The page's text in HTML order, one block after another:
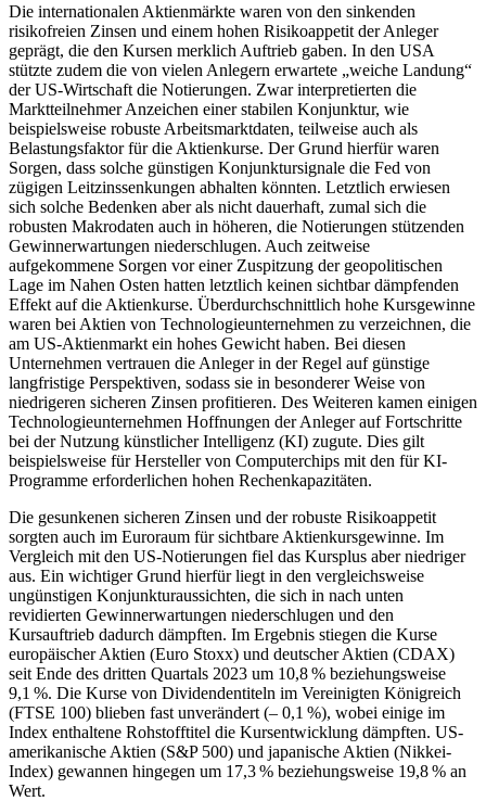
Die internationalen Aktienmärkte waren von den sinkenden
risikofreien Zinsen und einem hohen Risikoappetit der Anleger
geprägt, die den Kursen merklich Auftrieb gaben. In den USA
stützte zudem die von vielen Anlegern erwartete „weiche Landung“
derUS-Wirtschaft die Notierungen. Zwar interpretierten die
Marktteilnehmer Anzeichen einer stabilen Konjunktur, wie
beispielsweise robuste Arbeitsmarktdaten, teilweise auch als
Belastungsfaktor für die Aktienkurse. Der Grund hierfür waren
Sorgen, dass solche günstigen Konjunktursignale die Fed von
zügigen Leitzinssenkungen abhalten könnten. Letztlich erwiesen
sich solche Bedenken aber als nicht dauerhaft, zumal sich die
robusten Makrodaten auch in höheren, die Notierungen stützenden
Gewinnerwartungen niederschlugen. Auch zeitweise
aufgekommene Sorgen vor einer Zuspitzung der geopolitischen
Lage im Nahen Osten hatten letztlich keinen sichtbar dämpfenden
Effekt auf die Aktienkurse. Überdurchschnittlich hohe Kursgewinne
waren bei Aktien von Technologieunternehmen zu verzeichnen, die
am US-Aktienmarkt ein hohes Gewicht haben. Bei diesen
Unternehmen vertrauen die Anleger in der Regel auf günstige
langfristige Perspektiven, sodass sie in besonderer Weise von
niedrigeren sicheren Zinsen profitieren. Des Weiteren kamen einigen
Technologieunternehmen Hoffnungen der Anleger auf Fortschritte
bei der Nutzung künstlicher Intelligenz (KI) zugute. Dies gilt
beispielsweise für Hersteller von Computerchips mit den fürKI-
Programme erforderlichen hohen Rechenkapazitäten.
Die gesunkenen sicheren Zinsen und der robuste Risikoappetit
sorgten auch im Euroraum für sichtbare Aktienkursgewinne. Im
Vergleich mit den US-Notierungen fiel das Kursplus aber niedriger
aus. Ein wichtiger Grund hierfür liegt in den vergleichsweise
ungünstigen Konjunkturaussichten, die sich in nach unten
revidierten Gewinnerwartungen niederschlugen und den
Kursauftrieb dadurch dämpften. Im Ergebnis stiegen die Kurse
europäischer Aktien (Euro Stoxx) und deutscher Aktien (CDAX)
seit Ende des dritten Quartals 2023 um 10,8 % beziehungsweise
9,1 %. Die Kurse von Dividendentiteln im Vereinigten Königreich
(FTSE 100) blieben fast unverändert (– 0,1 %), wobei einige im
Index enthaltene Rohstofftitel die Kursentwicklung dämpften. US-
amerikanische Aktien (S&P 500) und japanische Aktien (Nikkei-
Index) gewannen hingegen um 17,3 % beziehungsweise 19,8 % an
Wert.